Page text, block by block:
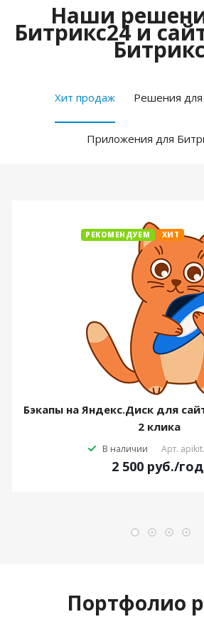
Наши
Битрикс24 и
Битрикс
Хит продаж Решения
Приложения для
РЕКОМЕНДУЕМ ХИТ
Бэкапы на Яндекс.Диск для
2 клика
В наличии Арт.
2 500 руб./год
Портфолио